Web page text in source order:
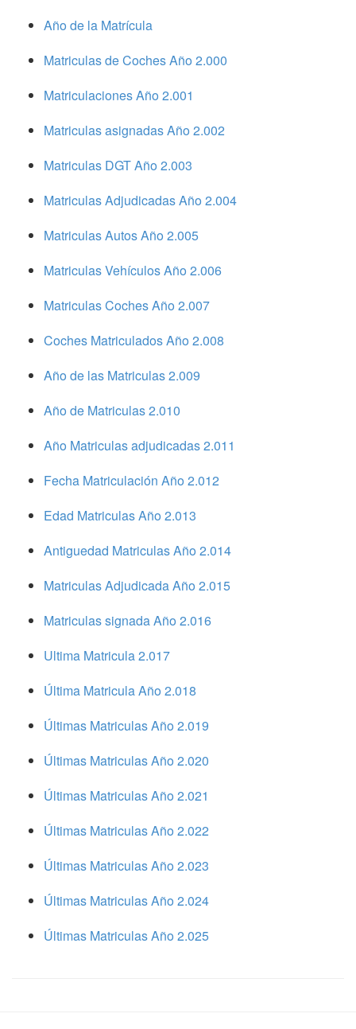
Año de la Matrícula
Matriculas de Coches Año 2.000
Matriculaciones Año 2.001
Matriculas asignadas Año 2.002
Matriculas DGT Año 2.003
Matriculas Adjudicadas Año 2.004
Matriculas Autos Año 2.005
Matriculas Vehículos Año 2.006
Matriculas Coches Año 2.007
Coches Matriculados Año 2.008
Año de las Matriculas 2.009
Año de Matriculas 2.010
Año Matriculas adjudicadas 2.011
Fecha Matriculación Año 2.012
Edad Matriculas Año 2.013
Antiguedad Matriculas Año 2.014
Matriculas Adjudicada Año 2.015
Matriculas signada Año 2.016
Ultima Matricula 2.017
Última Matricula Año 2.018
Últimas Matriculas Año 2.019
Últimas Matriculas Año 2.020
Últimas Matriculas Año 2.021
Últimas Matriculas Año 2.022
Últimas Matriculas Año 2.023
Últimas Matriculas Año 2.024
Últimas Matriculas Año 2.025